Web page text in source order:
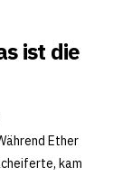
ist die
Ether
kam